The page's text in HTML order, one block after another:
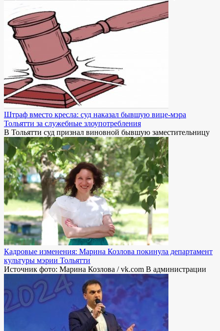
Штраф вместо кресла: суд наказал бывшую вице-мэра
Тольятти за служебные злоупотребления
В Тольятти суд признал виновной бывшую заместительницу
Кадровые изменения: Марина Козлова покинула департамент
культуры мэрии Тольятти
Источник фото: Марина Козлова / vk.com В администрации